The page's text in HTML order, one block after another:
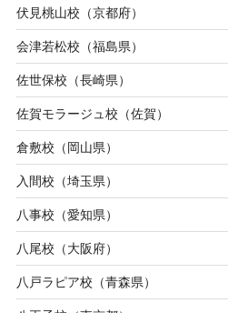
伏見桃山校（京都府）
会津若松校（福島県）
佐世保校（長崎県）
佐賀モラージュ校（佐賀）
倉敷校（岡山県）
入間校（埼玉県）
八事校（愛知県）
八尾校（大阪府）
八戸ラピア校（青森県）